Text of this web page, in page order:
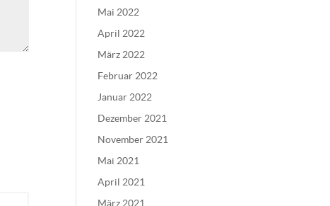
Mai 2022
April 2022
März 2022
Februar 2022
Januar 2022
Dezember 2021
November 2021
Mai 2021
April 2021
März 2021